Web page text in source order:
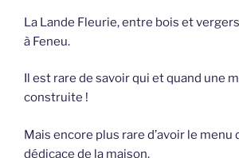
La Lande Fleurie, entre bois et
à Feneu.
Il est rare de savoir qui et quand une
construite !
Mais encore plus rare d’avoir le menu
dédicace de la maison.